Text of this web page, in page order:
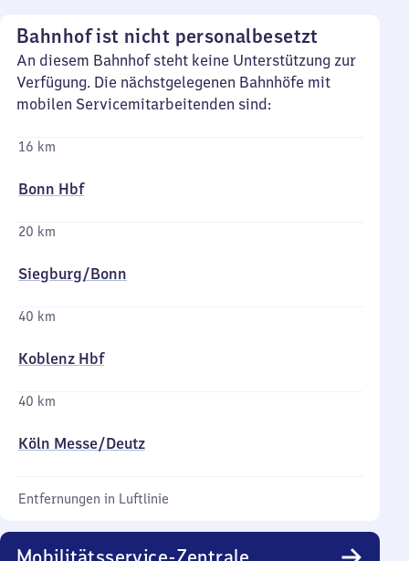
Bahnhof ist nicht personalbesetzt
An diesem Bahnhof steht keine Unterstützung zur
Verfügung. Die nächstgelegenen Bahnhöfe mit
mobilen Servicemitarbeitenden sind:
16 km
Bonn Hbf
20 km
Siegburg/​Bonn
40 km
Koblenz Hbf
40 km
Köln Messe/​Deutz
Entfernungen in Luftlinie